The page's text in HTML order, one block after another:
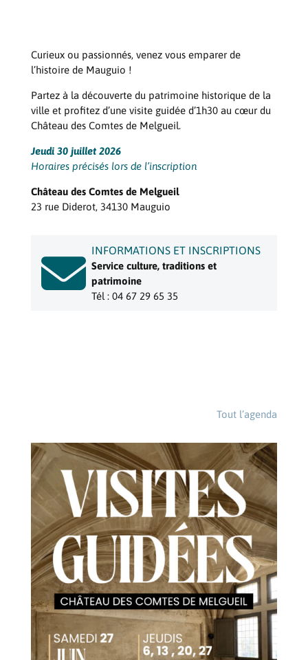
Curieux ou passionnés, venez vous emparer de
l’histoire de Mauguio !
Partez à la découverte du patrimoine historique de la
ville et profitez d’une visite guidée d’1h30 au cœur du
Château des Comtes de Melgueil.
Jeudi 30 juillet 2026
Horaires précisés lors de l’inscription
Château des Comtes de Melgueil
23 rue Diderot, 34130 Mauguio

INFORMATIONS ET INSCRIPTIONS
Service culture, traditions et
patrimoine
Tél : 04 67 29 65 35
Tout l’agenda